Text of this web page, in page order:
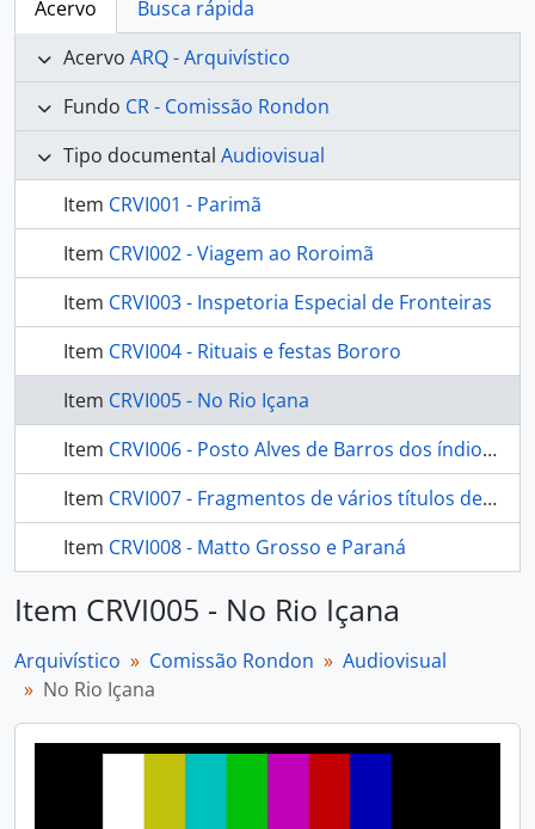
Acervo
Busca rápida
Acervo ARQ - Arquivístico
Fundo CR - Comissão Rondon
Tipo documental Audiovisual
Item CRVI001 - Parimã
Item CRVI002 - Viagem ao Roroimã
Item CRVI003 - Inspetoria Especial de Fronteiras
Item CRVI004 - Rituais e festas Bororo
Item CRVI005 - No Rio Içana
Item CRVI006 - Posto Alves de Barros dos índios Kadiwéu
Item CRVI007 - Fragmentos de vários títulos de filmes produzidos pela Comissão Rondon
Item CRVI008 - Matto Grosso e Paraná
Item CRVI005 - No Rio Içana
Arquivístico Comissão Rondon
Audiovisual
No Rio Içana
Video